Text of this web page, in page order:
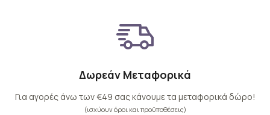
Δωρεάν Μεταφορικά
Για αγορές άνω των €49 σας κάνουμε τα μεταφορικά δώρο!
(ισχύουν όροι και προϋποθέσεις)